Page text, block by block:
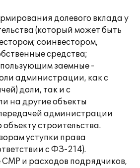
долевого вклада у
(который может быть
соинвестором,
средства;
заемные -
администрации, как с
доли, так и с
на другие объекты
администрации
строительства.
уступки права
с ФЗ-214).
и расходов подрядчиков,